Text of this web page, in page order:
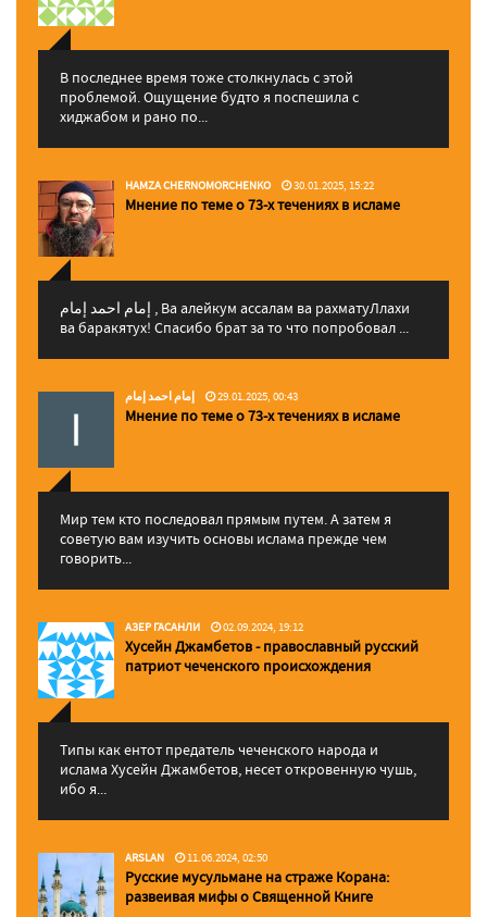
В последнее время тоже столкнулась с этой
проблемой. Ощущение будто я поспешила с
хиджабом и рано по...
HAMZA CHERNOMORCHENKO 30.01.2025, 15:22
Мнение по теме о 73-х течениях в исламе
إمام احمد إمام , Ва алейкум ассалам ва рахматуЛлахи
ва баракятух! Спасибо брат за то что попробовал ...
إمام احمد إمام 29.01.2025, 00:43
Мнение по теме о 73-х течениях в исламе
Мир тем кто последовал прямым путем. А затем я
советую вам изучить основы ислама прежде чем
говорить...
АЗЕР ГАСАНЛИ 02.09.2024, 19:12
Хусейн Джамбетов - православный русский
патриот чеченского происхождения
Типы как ентот предатель чеченского народа и
ислама Хусейн Джамбетов, несет откровенную чушь,
ибо я...
ARSLAN 11.06.2024, 02:50
Русские мусульмане на страже Корана:
pазвеивая мифы о Священной Книге